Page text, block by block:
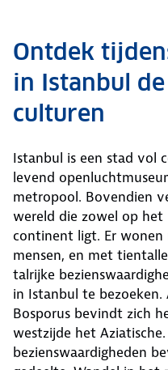
Ontdek
in Istanbul
culturen
Istanbul is een stad vol
levend
metropool. Bovendien
wereld die zowel op het
continent ligt. Er wonen
mensen, en met
talrijke
in Istanbul te
Bosporus bevindt zich
westzijde het
bezienswaardigheden